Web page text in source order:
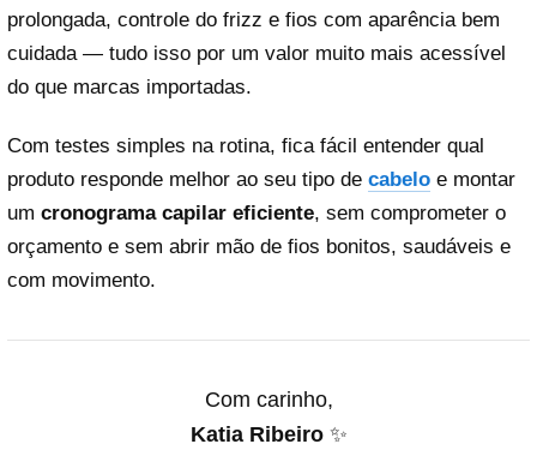
prolongada, controle do frizz e fios com aparência bem
cuidada — tudo isso por um valor muito mais acessível
do que marcas importadas.
Com testes simples na rotina, fica fácil entender qual
produto responde melhor ao seu tipo de cabelo e montar
um cronograma capilar eficiente, sem comprometer o
orçamento e sem abrir mão de fios bonitos, saudáveis e
com movimento.
Com carinho,
Katia Ribeiro✨